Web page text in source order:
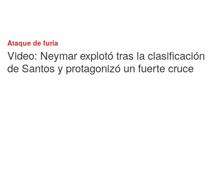
Ataque de furia
Video: Neymar explotó tras la clasificación
de Santos y protagonizó un fuerte cruce